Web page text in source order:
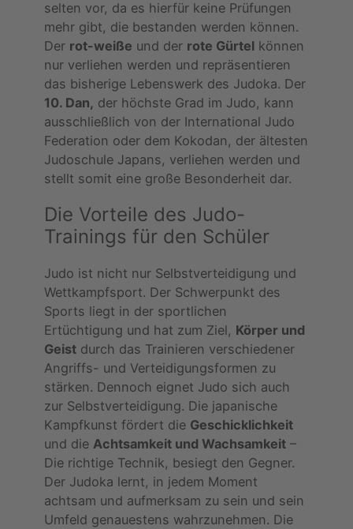
selten vor, da es hierfür keine Prüfungen
mehr gibt, die bestanden werden können.
Der rot-weiße und der rote Gürtel können
nur verliehen werden und repräsentieren
das bisherige Lebenswerk des Judoka. Der
10. Dan, der höchste Grad im Judo, kann
ausschließlich von der International Judo
Federation oder dem Kokodan, der ältesten
Judoschule Japans, verliehen werden und
stellt somit eine große Besonderheit dar.
Die Vorteile des Judo-
Trainings für den Schüler
Judo ist nicht nur Selbstverteidigung und
Wettkampfsport. Der Schwerpunkt des
Sports liegt in der sportlichen
Ertüchtigung und hat zum Ziel, Körper und
Geist durch das Trainieren verschiedener
Angriffs- und Verteidigungsformen zu
stärken. Dennoch eignet Judo sich auch
zur Selbstverteidigung. Die japanische
Kampfkunst fördert die Geschicklichkeit
und die Achtsamkeit und Wachsamkeit –
Die richtige Technik, besiegt den Gegner.
Der Judoka lernt, in jedem Moment
achtsam und aufmerksam zu sein und sein
Umfeld genauestens wahrzunehmen. Die